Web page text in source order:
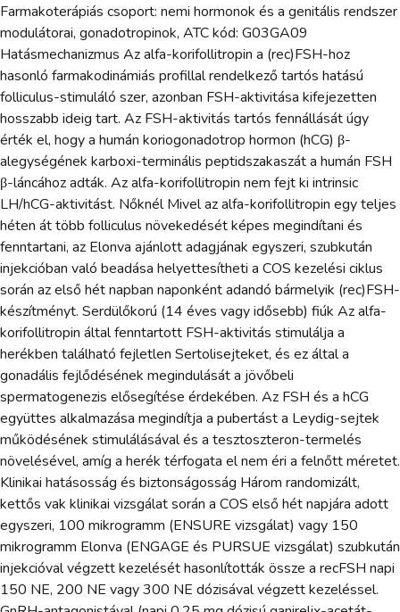
Farmakoterápiás csoport: nemi hormonok és a genitális rendszer
modulátorai, gonadotropinok, ATC kód: G03GA09
Hatásmechanizmus Az alfa-korifollitropin a (rec)FSH-hoz
hasonló farmakodinámiás profillal rendelkező tartós hatású
folliculus-stimuláló szer, azonban FSH-aktivitása kifejezetten
hosszabb ideig tart. Az FSH-aktivitás tartós fennállását úgy
érték el, hogy a humán koriogonadotrop hormon (hCG) β-
alegységének karboxi-terminális peptidszakaszát a humán FSH
β-láncához adták. Az alfa-korifollitropin nem fejt ki intrinsic
LH/hCG-aktivitást. Nőknél Mivel az alfa-korifollitropin egy teljes
héten át több folliculus növekedését képes megindítani és
fenntartani, az Elonva ajánlott adagjának egyszeri, szubkután
injekcióban való beadása helyettesítheti a COS kezelési ciklus
során az első hét napban naponként adandó bármelyik (rec)FSH-
készítményt. Serdülőkorú (14 éves vagy idősebb) fiúk Az alfa-
korifollitropin által fenntartott FSH-aktivitás stimulálja a
herékben található fejletlen Sertolisejteket, és ez által a
gonadális fejlődésének megindulását a jövőbeli
spermatogenezis elősegítése érdekében. Az FSH és a hCG
együttes alkalmazása megindítja a pubertást a Leydig-sejtek
működésének stimulálásával és a tesztoszteron-termelés
növelésével, amíg a herék térfogata el nem éri a felnőtt méretet.
Klinikai hatásosság és biztonságosság Három randomizált,
kettős vak klinikai vizsgálat során a COS első hét napjára adott
egyszeri, 100 mikrogramm (ENSURE vizsgálat) vagy 150
mikrogramm Elonva (ENGAGE és PURSUE vizsgálat) szubkután
injekcióval végzett kezelését hasonlították össze a recFSH napi
150 NE, 200 NE vagy 300 NE dózisával végzett kezeléssel.